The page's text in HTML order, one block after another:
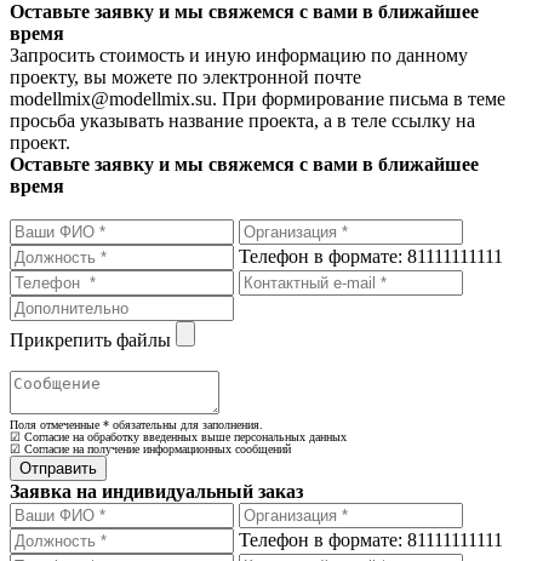
Оставьте заявку и мы свяжемся с вами в ближайшее
время
Запросить стоимость и иную информацию по данному
проекту, вы можете по электронной почте
modellmix@modellmix.su. При формирование письма в теме
просьба указывать название проекта, а в теле ссылку на
проект.
Оставьте заявку и мы свяжемся с вами в ближайшее
время
Телефон в формате: 81111111111
Прикрепить файлы
Поля отмеченные * обязательны для заполнения.
☑ Согласие на обработку введенных выше персональных данных
☑ Согласие на получение информационных сообщений
Заявка на индивидуальный заказ
Телефон в формате: 81111111111